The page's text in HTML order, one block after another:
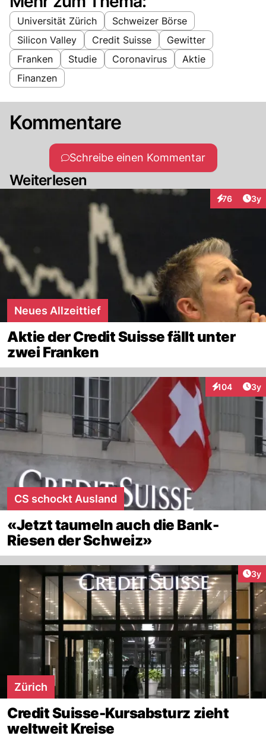
Universität Zürich
Schweizer Börse
Silicon Valley
Credit Suisse
Gewitter
Franken
Studie Coronavirus
Aktie
Finanzen
Kommentare
Schreibe einen Kommentar
Weiterlesen
76
Interaktionen
3y
Neues Allzeittief
Aktie der Credit Suisse fällt unter
zwei Franken
104
Interaktionen
3y
CS schockt Ausland
«Jetzt taumeln auch die Bank-
Riesen der Schweiz»
3y
Zürich
Credit Suisse-Kursabsturz zieht
weltweit Kreise